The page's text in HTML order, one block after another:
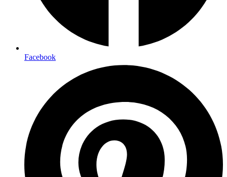
Facebook